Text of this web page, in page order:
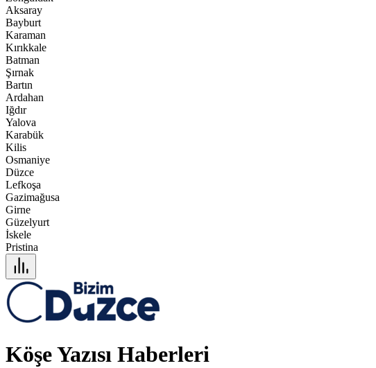
Aksaray
Bayburt
Karaman
Kırıkkale
Batman
Şırnak
Bartın
Ardahan
Iğdır
Yalova
Karabük
Kilis
Osmaniye
Düzce
Lefkoşa
Gazimağusa
Girne
Güzelyurt
İskele
Pristina
Köşe Yazısı Haberleri